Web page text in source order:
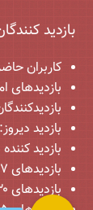
بازدید
کاربران
بازدیدهای
بازدید
بازدید
بازدیدهای ۷ روز پیش:
بازدیدهای ۳۰ روز پیش: